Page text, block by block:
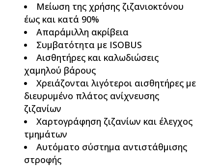
Μείωση της χρήσης ζιζανιοκτόνου
έως και κατά 90%
Απαράμιλλη ακρίβεια
Συμβατότητα με ISOBUS
Αισθητήρες και καλωδιώσεις
χαμηλού βάρους
Χρειάζονται λιγότεροι αισθητήρες με
διευρυμένο πλάτος ανίχνευσης
ζιζανίων
Χαρτογράφηση ζιζανίων και έλεγχος
τμημάτων
Αυτόματο σύστημα αντιστάθμισης
στροφής